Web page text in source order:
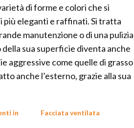
di forme e colori che si
più eleganti e raffinati. Si tratta
manutenzione o di una pulizia
sua superficie diventa anche
aggressive come quelle di grasso
anche l’esterno, grazie alla sua
in
Facciata ventilata